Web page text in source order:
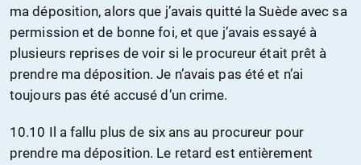
ma déposition, alors que j’avais quitté la Suède avec sa
permission et de bonne foi, et que j’avais essayé à
plusieurs reprises de voir si le procureur était prêt à
prendre ma déposition. Je n’avais pas été et n’ai
toujours pas été accusé d’un crime.
10.10 Il a fallu plus de six ans au procureur pour
prendre ma déposition. Le retard est entièrement